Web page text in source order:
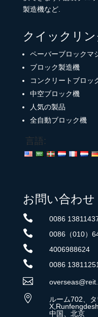
製造機など.
クイックリン
ペーバーブロックマ
ブロック製造機
コンクリートブロッ
中空ブロック機
人気の製品
全自動ブロック機
言語:
お問い合わせ
 0086
 0086（010）
 4006988624
 0086


ルーム702、
中国、北京